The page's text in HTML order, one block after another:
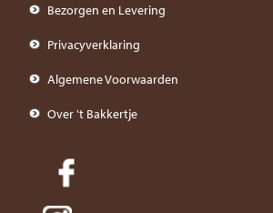
Bezorgen en Levering
Privacyverklaring
Algemene Voorwaarden
Over 't Bakkertje